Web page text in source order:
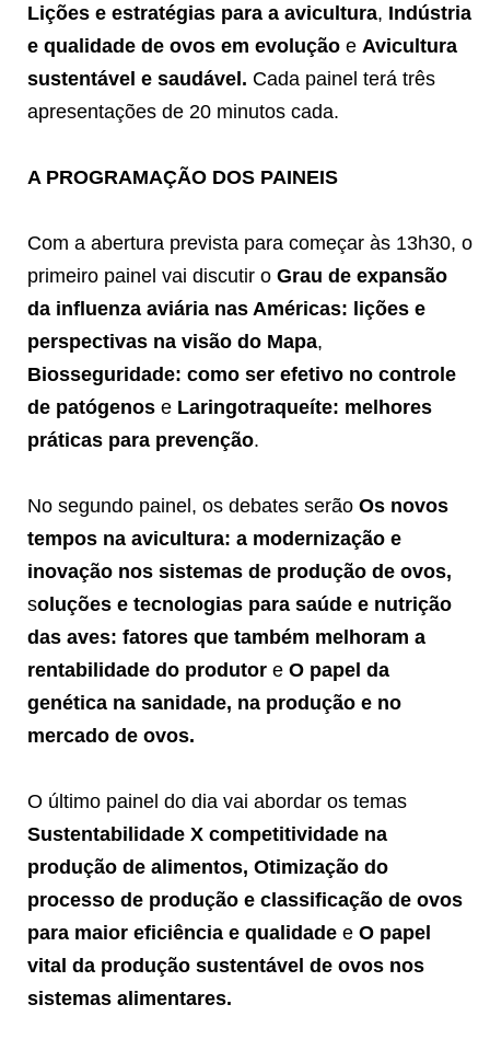
Lições e estratégias para a avicultura, Indústria
e qualidade de ovos em evolução e Avicultura
sustentável e saudável. Cada painel terá três
apresentações de 20 minutos cada.
A PROGRAMAÇÃO DOS PAINEIS
Com a abertura prevista para começar às 13h30, o
primeiro painel vai discutir o Grau de expansão
da influenza aviária nas Américas: lições e
perspectivas na visão do Mapa,
Biosseguridade: como ser efetivo no controle
de patógenos e Laringotraqueíte: melhores
práticas para prevenção.
No segundo painel, os debates serão Os novos
tempos na avicultura: a modernização e
inovação nos sistemas de produção de ovos,
soluções e tecnologias para saúde e nutrição
das aves: fatores que também melhoram a
rentabilidade do produtor e O papel da
genética na sanidade, na produção e no
mercado de ovos.
O último painel do dia vai abordar os temas
Sustentabilidade X competitividade na
produção de alimentos, Otimização do
processo de produção e classificação de ovos
para maior eficiência e qualidade e O papel
vital da produção sustentável de ovos nos
sistemas alimentares.